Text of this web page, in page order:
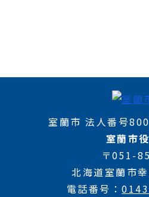
室蘭市 法人番号
室蘭市
〒051-
北海道室蘭市
電話番号